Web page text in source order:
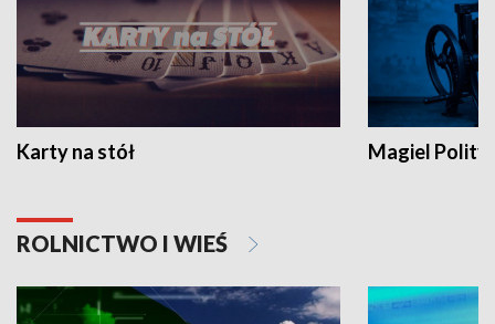
Karty na stół Magiel
ROLNICTWO I WIEŚ